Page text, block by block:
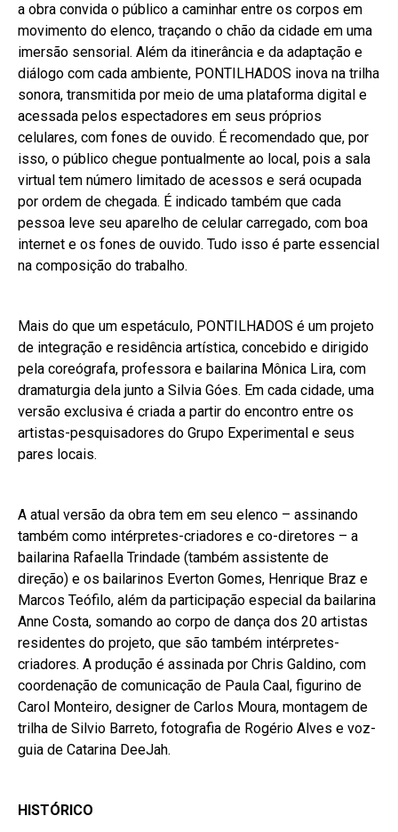
a obra convida o público a caminhar entre os corpos em
movimento do elenco, traçando o chão da cidade em uma
imersão sensorial. Além da itinerância e da adaptação e
diálogo com cada ambiente, PONTILHADOS inova na trilha
sonora, transmitida por meio de uma plataforma digital e
acessada pelos espectadores em seus próprios
celulares, com fones de ouvido. É recomendado que, por
isso, o público chegue pontualmente ao local, pois a sala
virtual tem número limitado de acessos e será ocupada
por ordem de chegada. É indicado também que cada
pessoa leve seu aparelho de celular carregado, com boa
internet e os fones de ouvido. Tudo isso é parte essencial
na composição do trabalho.
Mais do que um espetáculo, PONTILHADOS é um projeto
de integração e residência artística, concebido e dirigido
pela coreógrafa, professora e bailarina Mônica Lira, com
dramaturgia dela junto a Silvia Góes. Em cada cidade, uma
versão exclusiva é criada a partir do encontro entre os
artistas-pesquisadores do Grupo Experimental e seus
pares locais.
A atual versão da obra tem em seu elenco – assinando
também como intérpretes-criadores e co-diretores – a
bailarina Rafaella Trindade (também assistente de
direção) e os bailarinos Everton Gomes, Henrique Braz e
Marcos Teófilo, além da participação especial da bailarina
Anne Costa, somando ao corpo de dança dos 20 artistas
residentes do projeto, que são também intérpretes-
criadores. A produção é assinada por Chris Galdino, com
coordenação de comunicação de Paula Caal, figurino de
Carol Monteiro, designer de Carlos Moura, montagem de
trilha de Silvio Barreto, fotografia de Rogério Alves e voz-
guia de Catarina DeeJah.
HISTÓRICO